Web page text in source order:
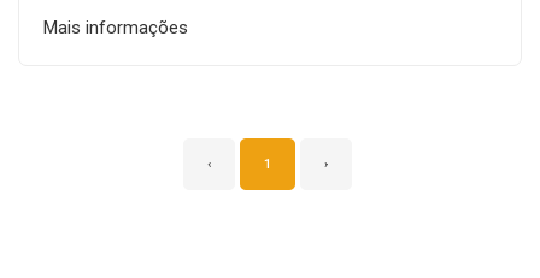
Mais informações
‹ 1 ›